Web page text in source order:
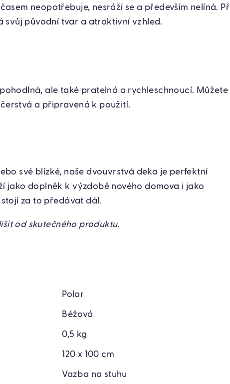
neopotřebuje, nesráží se a především nelíná.
svůj původní tvar a atraktivní vzhled.
ale také pratelná a rychleschnoucí. Můžete
a připravená k použití.
své blízké, naše dvouvrstvá deka je perfektní
jako doplněk k výzdobě nového domova i jako
za to předávat dál.
od skutečného produktu.
Polar
Béžová
0,5 kg
120 x 100 cm
Vazba na stuhu